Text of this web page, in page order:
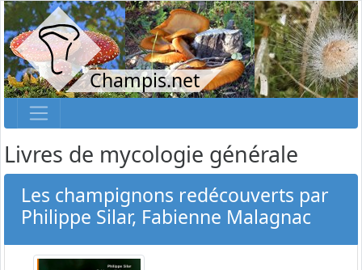
Champis.net
Livres de mycologie générale
Les champignons redécouverts par
Philippe Silar, Fabienne Malagnac